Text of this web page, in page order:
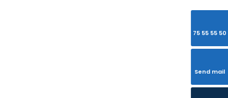
75 55 55 50
Send mail